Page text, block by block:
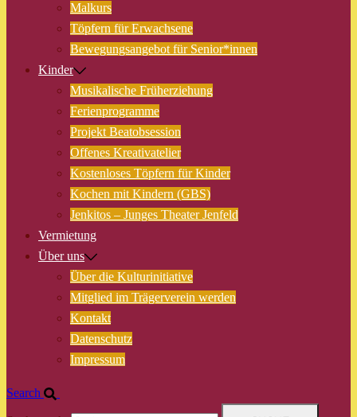
Malkurs
Töpfern für Erwachsene
Bewegungsangebot für Senior*innen
Kinder
Musikalische Früherziehung
Ferienprogramme
Projekt Beatobsession
Offenes Kreativatelier
Kostenloses Töpfern für Kinder
Kochen mit Kindern (GBS)
Jenkitos – Junges Theater Jenfeld
Vermietung
Über uns
Über die Kulturinitiative
Mitglied im Trägerverein werden
Kontakt
Datenschutz
Impressum
Search